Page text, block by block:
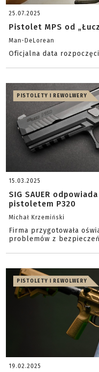
25.07.2025
Pistolet MPS od
Man-DeLorean
Oficjalna data
PISTOLETY I REWOLWERY
15.03.2025
SIG SAUER
pistoletem P320
Michał Krzemiński
Firma przygotowała
problemów z
PISTOLETY I REWOLWERY
19.02.2025